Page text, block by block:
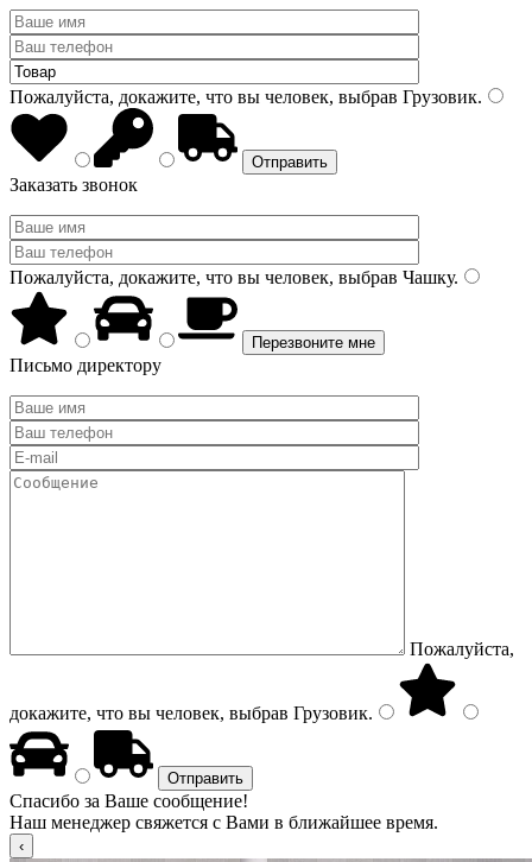
Пожалуйста, докажите, что вы человек, выбрав Грузовик.
Заказать звонок
Пожалуйста, докажите, что вы человек, выбрав Чашку.
Письмо директору
Пожалуйста,
докажите, что вы человек, выбрав Грузовик.
Спасибо за Ваше сообщение!
Наш менеджер свяжется с Вами в ближайшее время.